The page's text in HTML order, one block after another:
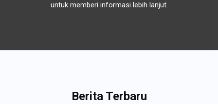
untuk memberi informasi lebih lanjut.
Berita Terbaru